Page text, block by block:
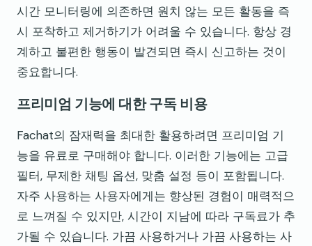
시간 모니터링에 의존하면 원치 않는 모든 활동을 즉
시 포착하고 제거하기가 어려울 수 있습니다. 항상 경
계하고 불편한 행동이 발견되면 즉시 신고하는 것이
중요합니다.
프리미엄 기능에 대한 구독 비용
Fachat의 잠재력을 최대한 활용하려면 프리미엄 기
능을 유료로 구매해야 합니다. 이러한 기능에는 고급
필터, 무제한 채팅 옵션, 맞춤 설정 등이 포함됩니다.
자주 사용하는 사용자에게는 향상된 경험이 매력적으
로 느껴질 수 있지만, 시간이 지남에 따라 구독료가 추
가될 수 있습니다. 가끔 사용하거나 가끔 사용하는 사